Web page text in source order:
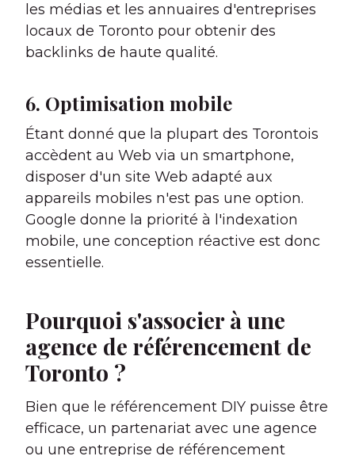
les médias et les annuaires d'entreprises
locaux de Toronto pour obtenir des
backlinks de haute qualité.
6. Optimisation mobile
Étant donné que la plupart des Torontois
accèdent au Web via un smartphone,
disposer d'un site Web adapté aux
appareils mobiles n'est pas une option.
Google donne la priorité à l'indexation
mobile, une conception réactive est donc
essentielle.
Pourquoi s'associer à une
agence de référencement de
Toronto ?
Bien que le référencement DIY puisse être
efficace, un partenariat avec une agence
ou une entreprise de référencement